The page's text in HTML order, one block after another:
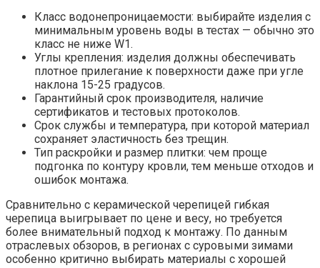
Класс водонепроницаемости: выбирайте изделия с
минимальным уровень воды в тестах — обычно это
класс не ниже W1.
Углы крепления: изделия должны обеспечивать
плотное прилегание к поверхности даже при угле
наклона 15-25 градусов.
Гарантийный срок производителя, наличие
сертификатов и тестовых протоколов.
Срок службы и температура, при которой материал
сохраняет эластичность без трещин.
Тип раскройки и размер плитки: чем проще
подгонка по контуру кровли, тем меньше отходов и
ошибок монтажа.
Сравнительно с керамической черепицей гибкая
черепица выигрывает по цене и весу, но требуется
более внимательный подход к монтажу. По данным
отраслевых обзоров, в регионах с суровыми зимами
особенно критично выбирать материалы с хорошей